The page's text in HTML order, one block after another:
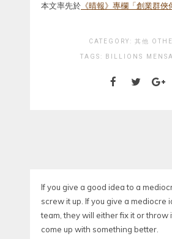
本文率先於 《晴報》專欄「創業群俠
CATEGORY: 其他
TAGS: BILLIONS MENSA
If you give a good idea to a
screw it up. If you give a mediocre
team, they will either fix it or throw
come up with something better.